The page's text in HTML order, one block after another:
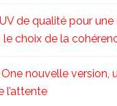
de qualité pour
le choix de la
nouvelle version,
l’attente